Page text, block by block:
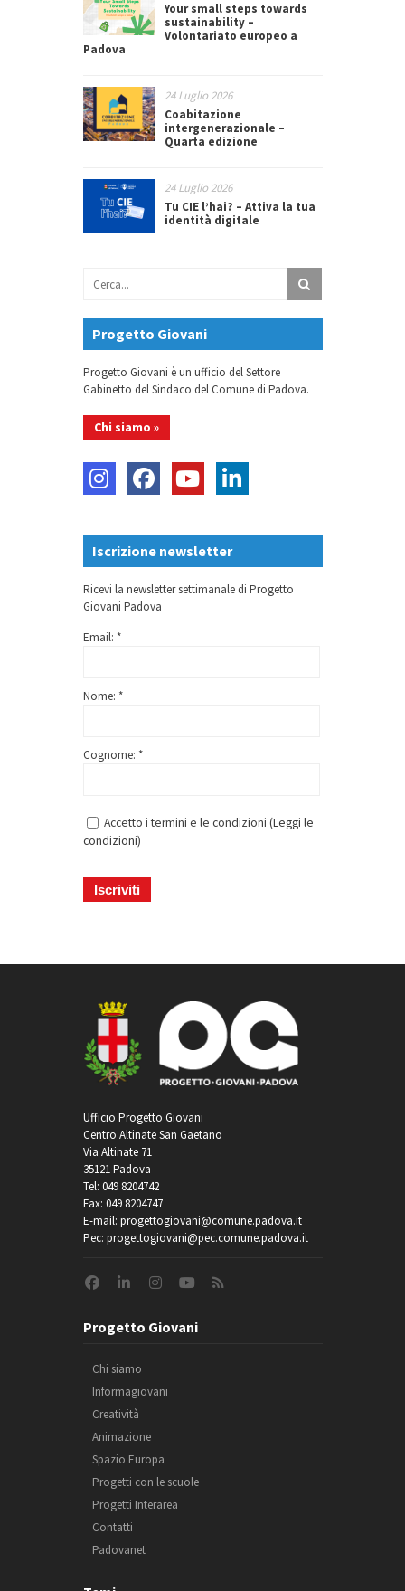
Your small steps towards
sustainability –
Volontariato europeo a
Padova
24 Luglio 2026
Coabitazione
intergenerazionale –
Quarta edizione
24 Luglio 2026
Tu CIE l’hai? – Attiva la tua
identità digitale
Progetto Giovani
Progetto Giovani è un ufficio del Settore
Gabinetto del Sindaco del Comune di Padova.
Chi siamo »
Iscrizione newsletter
Ricevi la newsletter settimanale di Progetto
Giovani Padova
Email: *
Nome: *
Cognome: *
Accetto i termini e le condizioni (Leggi le
condizioni)
Ufficio Progetto Giovani
Centro Altinate San Gaetano
Via Altinate 71
35121 Padova
Tel: 049 8204742
Fax: 049 8204747
E-mail: progettogiovani@comune.padova.it
Pec: progettogiovani@pec.comune.padova.it
Progetto Giovani
Chi siamo
Informagiovani
Creatività
Animazione
Spazio Europa
Progetti con le scuole
Progetti Interarea
Contatti
Padovanet